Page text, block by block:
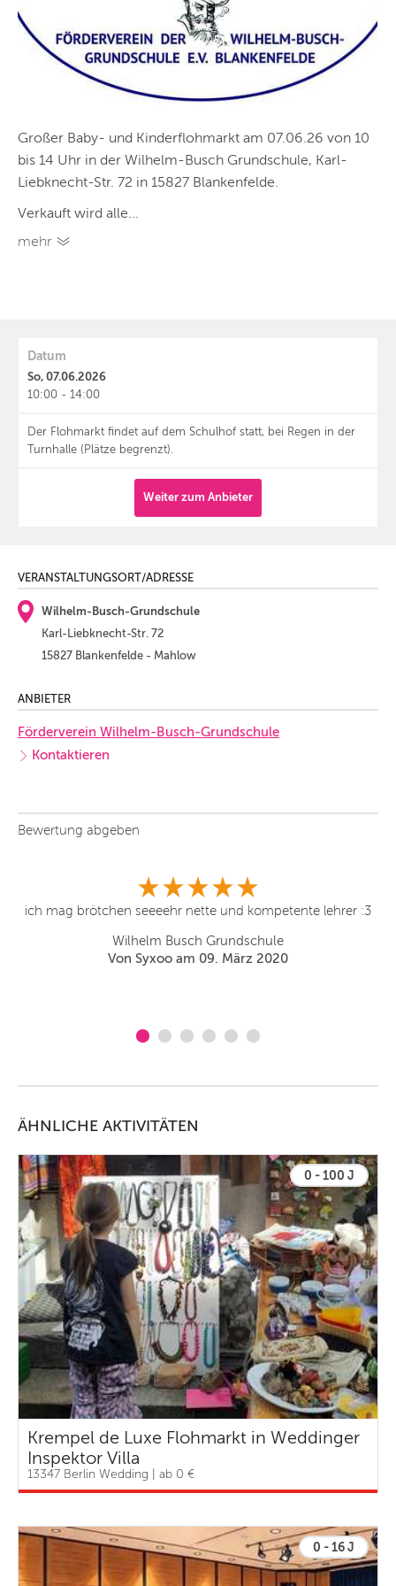
Großer Baby- und Kinderflohmarkt am 07.06.26 von 10
bis 14 Uhr in der Wilhelm-Busch Grundschule, Karl-
Liebknecht-Str. 72 in 15827 Blankenfelde.
Verkauft wird alle...
mehr
Datum
So, 07.06.2026
10:00 - 14:00
Der Flohmarkt findet auf dem Schulhof statt, bei Regen in der
Turnhalle (Plätze begrenzt).
Weiter zum Anbieter
VERANSTALTUNGSORT/ADRESSE
Wilhelm-Busch-Grundschule
Karl-Liebknecht-Str. 72
15827 Blankenfelde - Mahlow
ANBIETER
Förderverein Wilhelm-Busch-Grundschule
Kontaktieren
Bewertung abgeben
ich mag brötchen seeeehr nette und kompetente lehrer :3
Wilhelm Busch Grundschule
Von Syxoo am 09. März 2020
ÄHNLICHE AKTIVITÄTEN
0 - 100 J
Krempel de Luxe Flohmarkt in Weddinger
Inspektor Villa
13347 Berlin Wedding | ab 0 €
0 - 16 J